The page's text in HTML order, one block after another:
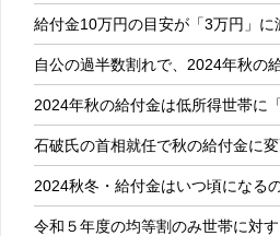
給付金10万円の目安が「3万円」に
自公の過半数割れで、2024年秋の
2024年秋の給付金は低所得世帯に
石破氏の首相就任で秋の給付金に
2024秋冬・給付金はいつ頃になる
令和５年度の均等割のみ世帯に対